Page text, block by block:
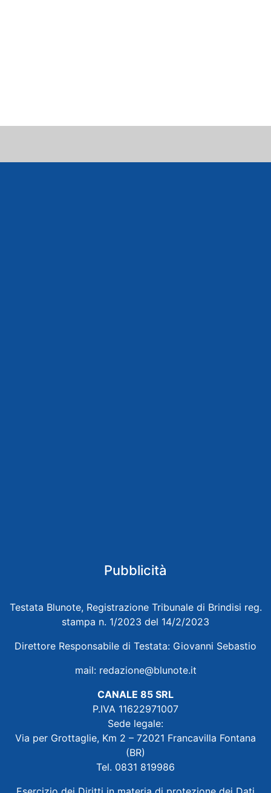
Pubblicità
Testata Blunote, Registrazione Tribunale di Brindisi reg.
stampa n. 1/2023 del 14/2/2023
Direttore Responsabile di Testata: Giovanni Sebastio
mail: redazione@blunote.it
CANALE 85 SRL
P.IVA 11622971007
Sede legale:
Via per Grottaglie, Km 2 – 72021 Francavilla Fontana
(BR)
Tel. 0831 819986